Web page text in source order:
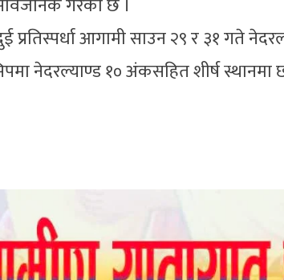
प्रतिस्पर्धा आगामी साउन २९ र ३१ गते
नेदरल्याण्ड १० अंकसहित शीर्ष